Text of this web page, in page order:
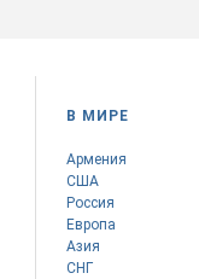
В МИРЕ
Армения
США
Россия
Европа
Азия
СНГ